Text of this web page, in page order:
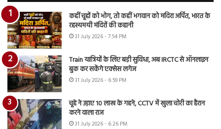
कहीं चूहों को भोग, तो कहीं भगवान को मदिरा अर्पित, भारत के
रहस्यमयी मंदिरों की कहानी
31 July 2026 - 7:54 PM
Train यात्रियों के लिए बड़ी सुविधा, अब IRCTC से ऑनलाइन
बुक कर सकेंगे एक्सेस लगेज
31 July 2026 - 6:59 PM
चूहे ने उड़ाए 10 लाख के गहने, CCTV में खुला चोरी का हैरान
करने वाला राज
31 July 2026 - 6:26 PM